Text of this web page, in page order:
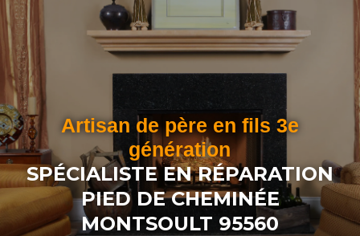
Artisan de père en fils 3e
génération
SPÉCIALISTE EN RÉPARATION
PIED DE CHEMINÉE
MONTSOULT 95560